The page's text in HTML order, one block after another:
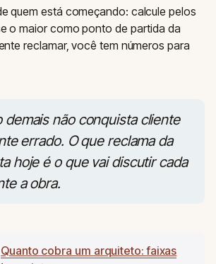
quem está começando: calcule pelos
o maior como ponto de partida da
reclamar, você tem números para
demais não conquista cliente
errado. O que reclama da
hoje é o que vai discutir cada
a obra.
Quanto cobra um arquiteto: faixas